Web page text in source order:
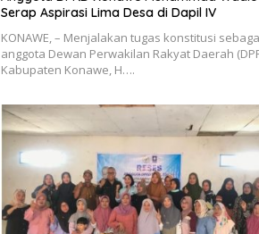
Serap Aspirasi Lima Desa di Dapil IV
KONAWE, – Menjalakan tugas konstitusi
anggota Dewan Perwakilan Rakyat Daerah
Kabupaten Konawe, H….